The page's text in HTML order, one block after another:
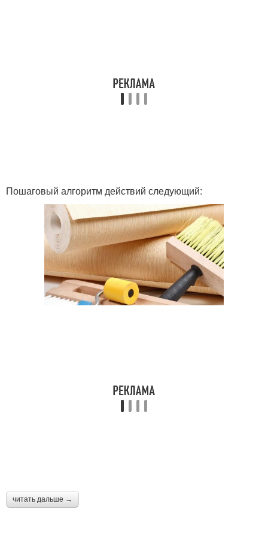
Пошаговый алгоритм действий следующий:
читать дальше →